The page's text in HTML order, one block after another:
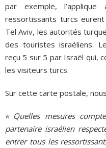
par exemple,
ressortissants turcs
Tel Aviv, les autorités
des touristes israéliens.
reçu 5 sur 5 par Israël qui,
les visiteurs turcs.
Sur cette carte postale,
« Quelles mesures
partenaire israélien
entrer tous les